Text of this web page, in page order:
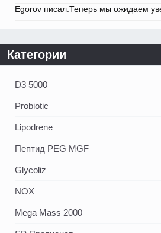
Egorov писал:Теперь мы ожидаем
Категории
D3 5000
Probiotic
Lipodrene
Пептид PEG MGF
Glycoliz
NOX
Mega Mass 2000